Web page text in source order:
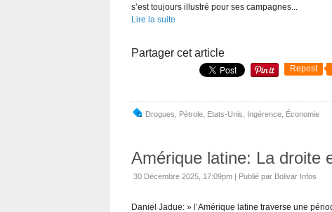
s’est toujours illustré pour ses campagnes...
Lire la suite
Partager cet article
Repost
Drogues Pétrole Etats-Unis Ingérence Économie
Amérique latine: La droite
30 Décembre 2025, 17:09pm | Publié par Bolivar Infos
Daniel Jadue: » l’Amérique latine traverse une